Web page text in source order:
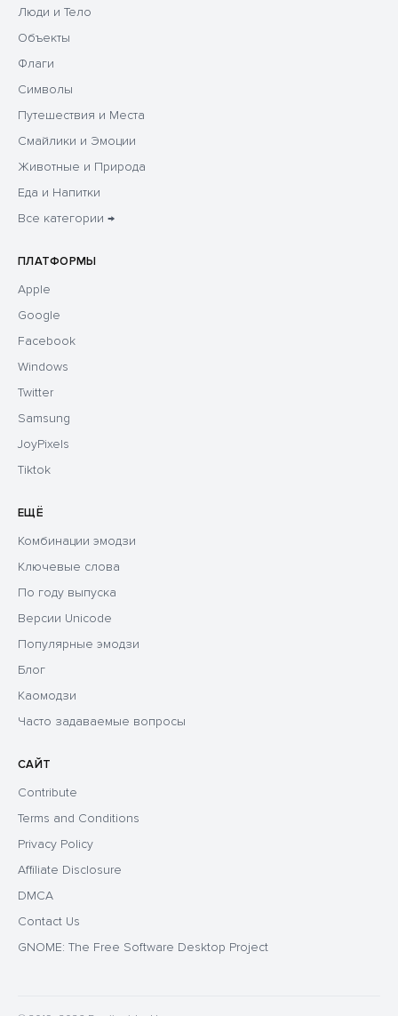
Люди и Тело
Объекты
Флаги
Символы
Путешествия и Места
Смайлики и Эмоции
Животные и Природа
Еда и Напитки
Все категории →
ПЛАТФОРМЫ
Apple
Google
Facebook
Windows
Twitter
Samsung
JoyPixels
Tiktok
ЕЩЁ
Комбинации эмодзи
Ключевые слова
По году выпуска
Версии Unicode
Популярные эмодзи
Блог
Каомодзи
Часто задаваемые вопросы
САЙТ
Contribute
Terms and Conditions
Privacy Policy
Affiliate Disclosure
DMCA
Contact Us
GNOME: The Free Software Desktop Project